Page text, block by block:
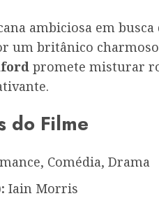
ambiciosa em
um britânico
promete misturar
do Filme
Comédia, Drama
Iain Morris